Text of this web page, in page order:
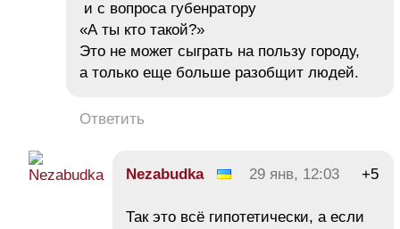
и с вопроса губенратору
«А ты кто такой?»
Это не может сыграть на пользу городу,
а только еще больше разобщит людей.
Ответить
Nezabudka 29 янв, 12:03 +5
Так это всё гипотетически, а если